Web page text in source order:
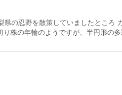
の忍野を散策していましたところ
株の年輪のようですが、半円形の